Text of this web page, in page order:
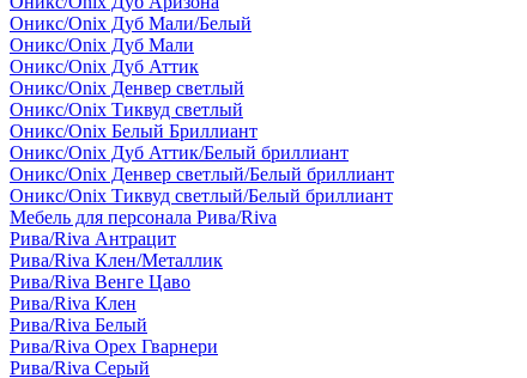
Оникс/Onix Дуб Мали/Белый
Оникс/Onix Дуб Мали
Оникс/Onix Дуб Аттик
Оникс/Onix Денвер светлый
Оникс/Onix Тиквуд светлый
Оникс/Onix Белый Бриллиант
Оникс/Onix Дуб Аттик/Белый бриллиант
Оникс/Onix Денвер светлый/Белый бриллиант
Оникс/Onix Тиквуд светлый/Белый бриллиант
Мебель для персонала Рива/Riva
Рива/Riva Антрацит
Рива/Riva Клен/Металлик
Рива/Riva Венге Цаво
Рива/Riva Клен
Рива/Riva Белый
Рива/Riva Орех Гварнери
Рива/Riva Серый